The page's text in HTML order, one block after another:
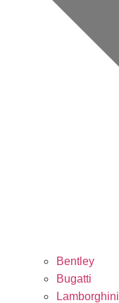
Bentley
Bugatti
Lamborghini